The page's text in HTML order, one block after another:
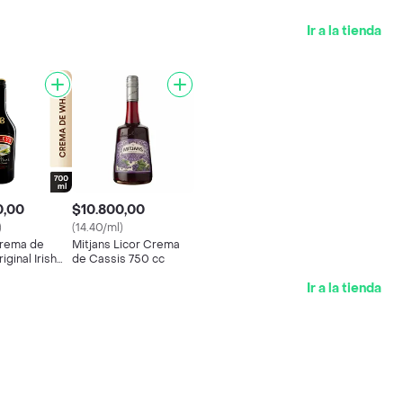
Ir a la tienda
de
Irish
$10.800,00
(14.40/ml)
Mitjans Licor Crema
de Cassis 750 cc
Ir a la tienda